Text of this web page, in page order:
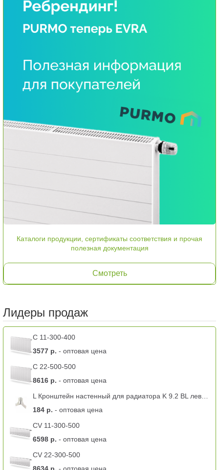
Каталоги продукции, сертификаты соответствия и прочая
полезная документация
Смотреть
Лидеры продаж
C 11-300-400
3577 р. - оптовая цена
C 22-500-500
8616 р. - оптовая цена
184 р. - оптовая цена
CV 11-300-500
6598 р. - оптовая цена
CV 22-300-500